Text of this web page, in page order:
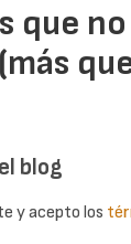
que
blog
y acepto los